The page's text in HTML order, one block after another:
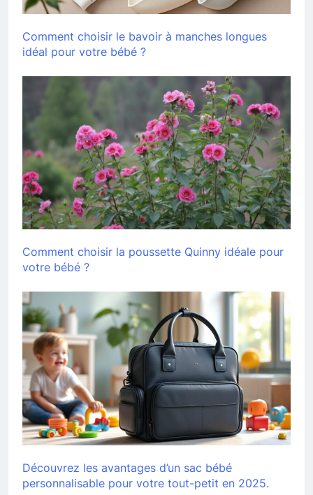
Comment choisir le bavoir à manches longues
idéal pour votre bébé ?
Comment choisir la poussette Quinny idéale pour
votre bébé ?
Découvrez les avantages d’un sac bébé
personnalisable pour votre tout-petit en 2025.